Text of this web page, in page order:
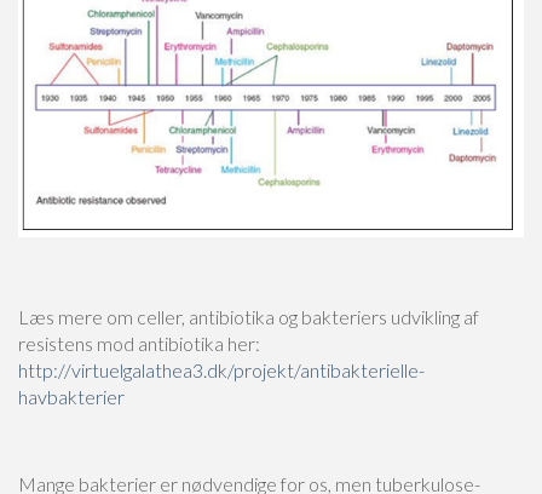
Læs mere om celler, antibiotika og bakteriers udvikling af
resistens mod antibiotika her:
http://virtuelgalathea3.dk/projekt/antibakterielle-
havbakterier
Mange bakterier er nødvendige for os, men tuberkulose-